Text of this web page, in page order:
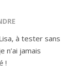
à tester sans
n’ai jamais
!